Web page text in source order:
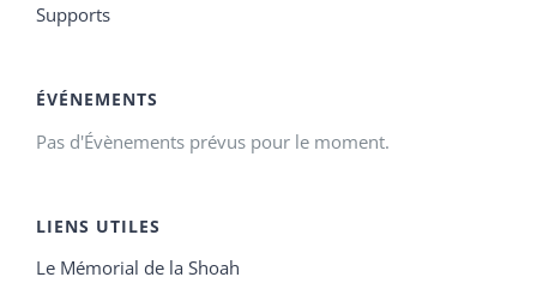
Supports
ÉVÉNEMENTS
Pas d'Évènements prévus pour le moment.
LIENS UTILES
Le Mémorial de la Shoah